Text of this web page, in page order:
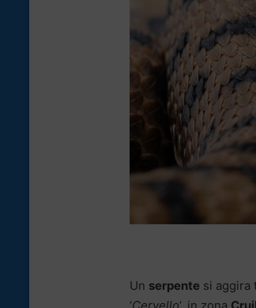
Un serpente si aggira
‘Cervello‘, in zona